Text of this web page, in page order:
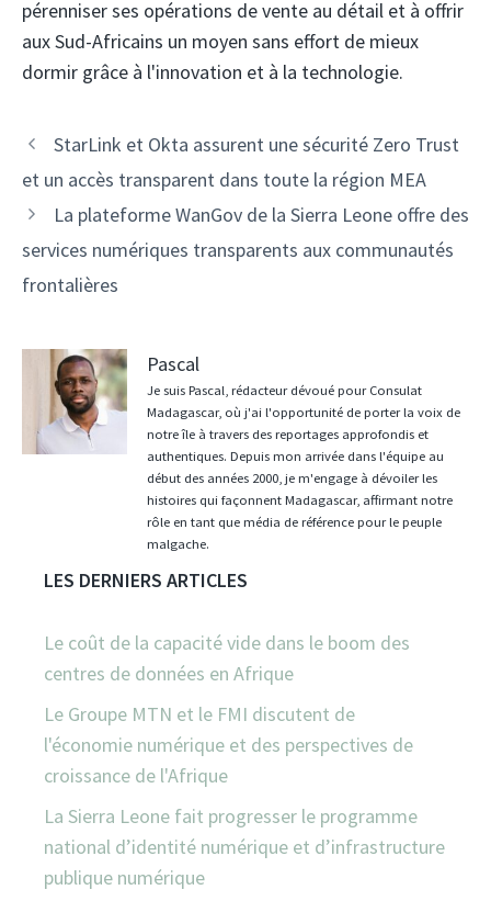
pérenniser ses opérations de vente au détail et à offrir
aux Sud-Africains un moyen sans effort de mieux
dormir grâce à l'innovation et à la technologie.
Navigation
des
StarLink et Okta assurent une sécurité Zero Trust
et un accès transparent dans toute la région MEA
La plateforme WanGov de la Sierra Leone offre des
services numériques transparents aux communautés
frontalières
Pascal
Je suis Pascal, rédacteur dévoué pour Consulat
Madagascar, où j'ai l'opportunité de porter la voix de
notre île à travers des reportages approfondis et
authentiques. Depuis mon arrivée dans l'équipe au
début des années 2000, je m'engage à dévoiler les
histoires qui façonnent Madagascar, affirmant notre
rôle en tant que média de référence pour le peuple
malgache.
LES DERNIERS ARTICLES
Le coût de la capacité vide dans le boom des
centres de données en Afrique
Le Groupe MTN et le FMI discutent de
l'économie numérique et des perspectives de
croissance de l'Afrique
La Sierra Leone fait progresser le programme
national d’identité numérique et d’infrastructure
publique numérique